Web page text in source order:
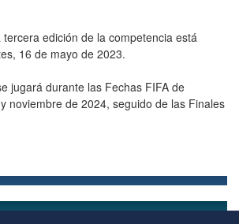
edición de la competencia está
16 de mayo de 2023.
jugará durante las Fechas FIFA de
noviembre de 2024, seguido de las Finales